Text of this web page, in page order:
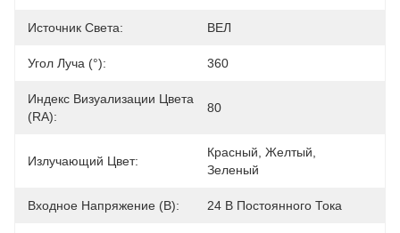
Источник Света: ВЕЛ
Угол Луча (°): 360
Индекс Визуализации Цвета
(RA):
80
Излучающий Цвет:
Красный, Желтый,
Зеленый
Входное Напряжение (В): 24 В Постоянного Тока